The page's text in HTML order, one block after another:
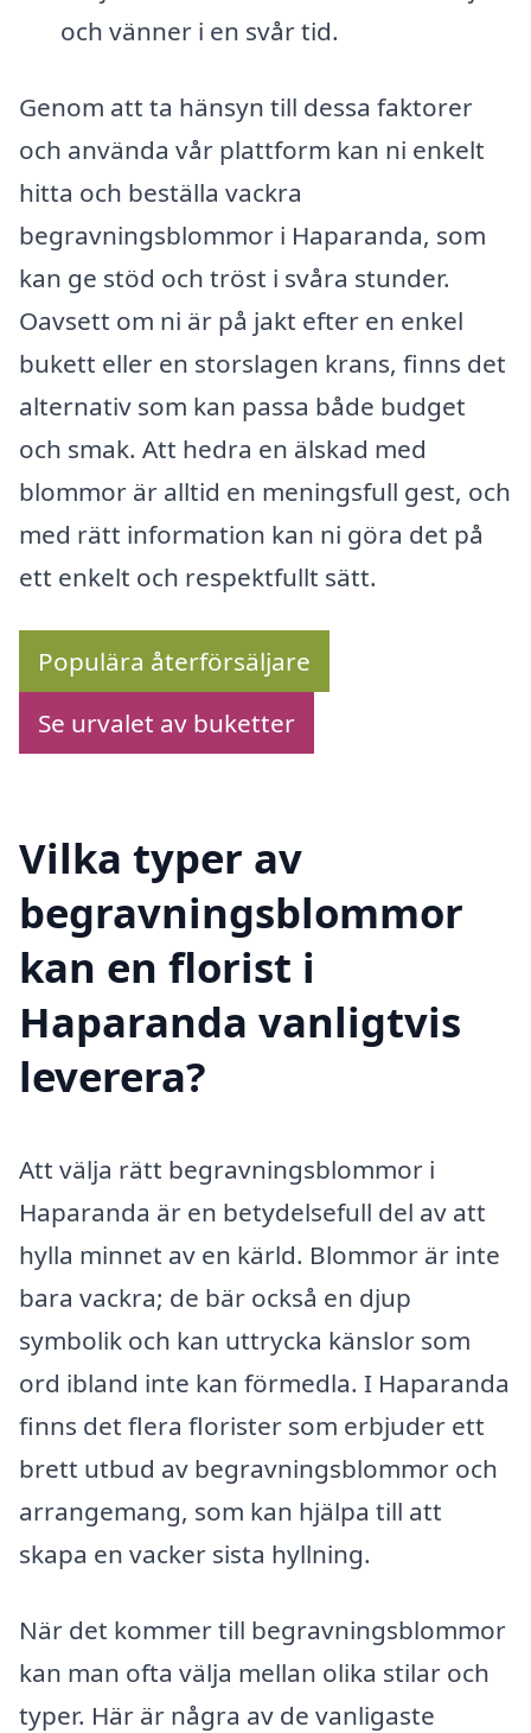
och vänner i en svår tid.
Genom att ta hänsyn till dessa faktorer
och använda vår plattform kan ni enkelt
hitta och beställa vackra
begravningsblommor i Haparanda, som
kan ge stöd och tröst i svåra stunder.
Oavsett om ni är på jakt efter en enkel
bukett eller en storslagen krans, finns det
alternativ som kan passa både budget
och smak. Att hedra en älskad med
blommor är alltid en meningsfull gest, och
med rätt information kan ni göra det på
ett enkelt och respektfullt sätt.
Populära återförsäljare
Se urvalet av buketter
Vilka typer av
begravningsblommor
kan en florist i
Haparanda vanligtvis
leverera?
Att välja rätt begravningsblommor i
Haparanda är en betydelsefull del av att
hylla minnet av en kärld. Blommor är inte
bara vackra; de bär också en djup
symbolik och kan uttrycka känslor som
ord ibland inte kan förmedla. I Haparanda
finns det flera florister som erbjuder ett
brett utbud av begravningsblommor och
arrangemang, som kan hjälpa till att
skapa en vacker sista hyllning.
När det kommer till begravningsblommor
kan man ofta välja mellan olika stilar och
typer. Här är några av de vanligaste